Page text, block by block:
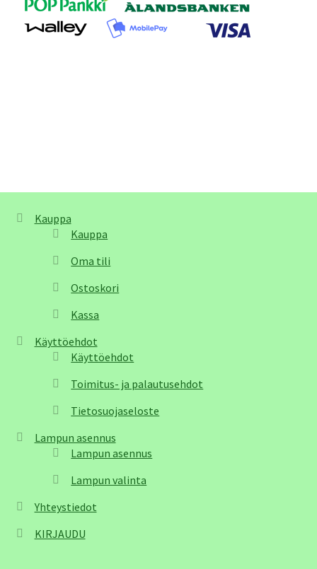
Kauppa
Kauppa
Oma tili
Ostoskori
Kassa
Käyttöehdot
Käyttöehdot
Toimitus- ja palautusehdot
Tietosuojaseloste
Lampun asennus
Lampun asennus
Lampun valinta
Yhteystiedot
KIRJAUDU